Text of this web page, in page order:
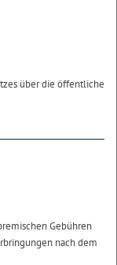
über die öffentliche
Gebühren
nach dem